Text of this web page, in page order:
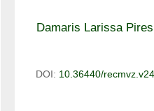
Damaris Larissa
DOI: 10.36440/